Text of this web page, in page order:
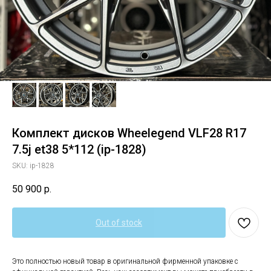
Комплект дисков Wheelegend VLF28 R17
7.5j et38 5*112 (ip-1828)
SKU: ip-1828
50 900 р.
Out of stock
Это полностью новый товар в оригинальной фирменной упаковке с